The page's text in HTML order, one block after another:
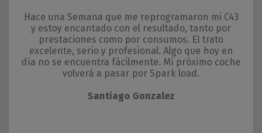
Hace una Semana que me reprogramaron mi C43
y estoy encantado con el resultado, tanto por
prestaciones como por consumos. El trato
excelente, serio y profesional. Algo que hoy en
día no se encuentra fácilmente. Mi próximo coche
volverá a pasar por Spark load.
Santiago Gonzalez